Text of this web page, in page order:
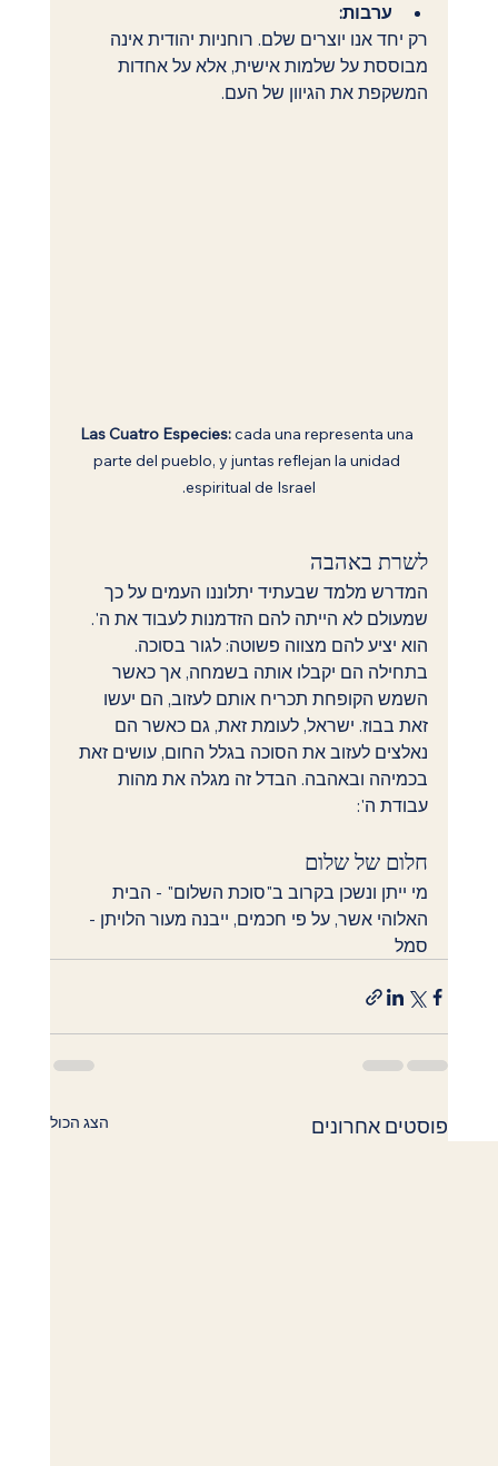
ערבות:
רק יחד אנו יוצרים שלם. רוחניות יהודית אינה
מבוססת על שלמות אישית, אלא על אחדות
המשקפת את הגיוון של העם.
Las Cuatro Especies: cada una representa una
parte del pueblo, y juntas reflejan la unidad
espiritual de Israel.
לשרת באהבה
המדרש מלמד שבעתיד יתלוננו העמים על כך
שמעולם לא הייתה להם הזדמנות לעבוד את ה'.
הוא יציע להם מצווה פשוטה: לגור בסוכה.
בתחילה הם יקבלו אותה בשמחה, אך כאשר
השמש הקופחת תכריח אותם לעזוב, הם יעשו
זאת בבוז. ישראל, לעומת זאת, גם כאשר הם
נאלצים לעזוב את הסוכה בגלל החום, עושים זאת
בכמיהה ובאהבה. הבדל זה מגלה את מהות
עבודת ה':
חלום של שלום
מי ייתן ונשכן בקרוב ב"סוכת השלום" - הבית
האלוהי אשר, על פי חכמים, ייבנה מעור הלויתן -
סמל
פוסטים אחרונים הצג הכול